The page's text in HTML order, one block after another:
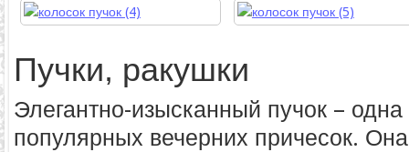
Пучки, ракушки
Элегантно-изысканный пучок –
популярных вечерних причесок.